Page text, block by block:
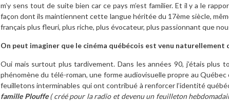
m’y sens tout de suite bien car ce pays m’est familier. Et il y a le
façon dont ils maintiennent cette langue héritée du 17ème siècle,
français plus fleuri, plus riche, plus évocateur, plus passionnant que
On peut imaginer que le cinéma québécois est venu
Oui mais surtout plus tardivement. Dans les années 90, j’étais plus
phénomène du télé-roman, une forme audiovisuelle propre au
feuilletons interminables qui ont contribué à renforcer l’identité
famille Plouffe ( créé pour la radio et devenu un feuilleton